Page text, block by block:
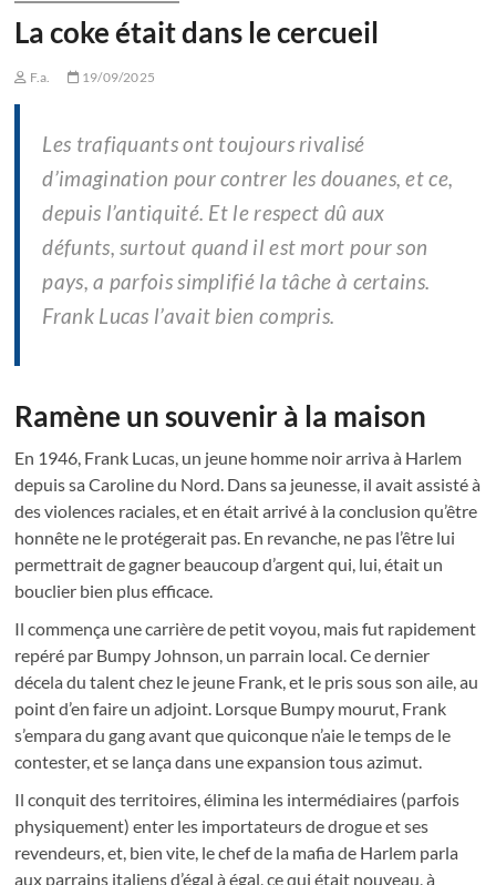
La coke était dans le cercueil
F.a. 19/09/2025
Les trafiquants ont toujours rivalisé
d’imagination pour contrer les douanes, et ce,
depuis l’antiquité. Et le respect dû aux
défunts, surtout quand il est mort pour son
pays, a parfois simplifié la tâche à certains.
Frank Lucas l’avait bien compris.
Ramène un souvenir à la maison
En 1946, Frank Lucas, un jeune homme noir arriva à Harlem
depuis sa Caroline du Nord. Dans sa jeunesse, il avait assisté à
des violences raciales, et en était arrivé à la conclusion qu’être
honnête ne le protégerait pas. En revanche, ne pas l’être lui
permettrait de gagner beaucoup d’argent qui, lui, était un
bouclier bien plus efficace.
Il commença une carrière de petit voyou, mais fut rapidement
repéré par Bumpy Johnson, un parrain local. Ce dernier
décela du talent chez le jeune Frank, et le pris sous son aile, au
point d’en faire un adjoint. Lorsque Bumpy mourut, Frank
s’empara du gang avant que quiconque n’aie le temps de le
contester, et se lança dans une expansion tous azimut.
Il conquit des territoires, élimina les intermédiaires (parfois
physiquement) enter les importateurs de drogue et ses
revendeurs, et, bien vite, le chef de la mafia de Harlem parla
aux parrains italiens d’égal à égal, ce qui était nouveau, à